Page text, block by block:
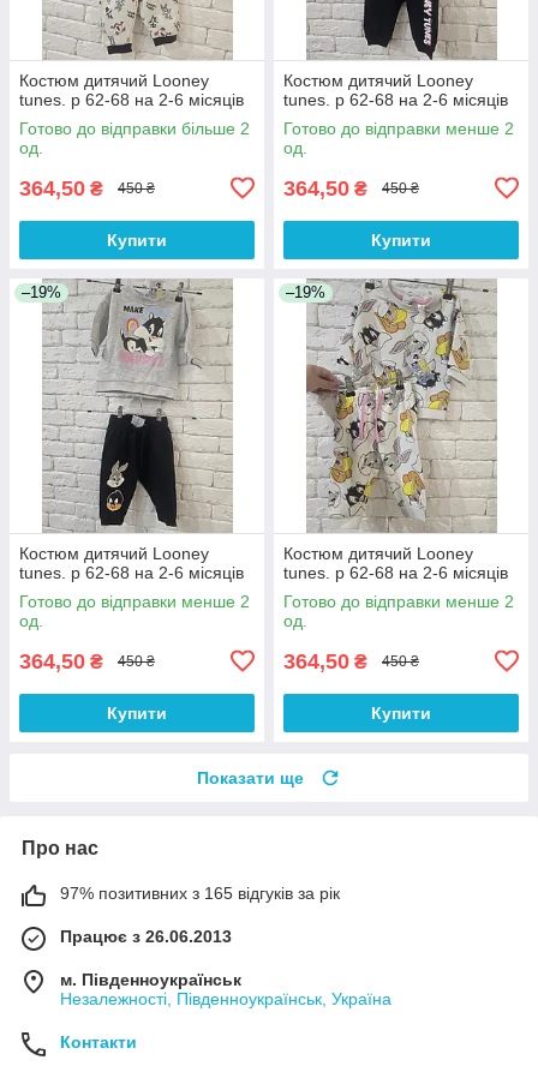
Костюм дитячий Looney
tunes. р 62-68 на 2-6 місяців
Готово до відправки більше 2
од.
364,50 ₴ 450 ₴
Купити
Костюм дитячий Looney
tunes. р 62-68 на 2-6 місяців
Готово до відправки менше 2
од.
364,50 ₴ 450 ₴
Купити
–19%
Костюм дитячий Looney
tunes. р 62-68 на 2-6 місяців
Готово до відправки менше 2
од.
364,50 ₴ 450 ₴
Купити
–19%
Костюм дитячий Looney
tunes. р 62-68 на 2-6 місяців
Готово до відправки менше 2
од.
364,50 ₴ 450 ₴
Купити
Показати ще
Про нас
97% позитивних з 165 відгуків за рік
Працює з 26.06.2013
м. Південноукраїнськ
Незалежності, Південноукраїнськ, Україна
Контакти